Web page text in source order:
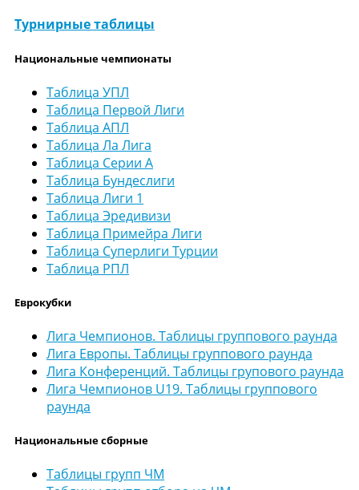
Турнирные таблицы
Национальные чемпионаты
Таблица УПЛ
Таблица Первой Лиги
Таблица АПЛ
Таблица Ла Лига
Таблица Серии А
Таблица Бундеслиги
Таблица Лиги 1
Таблица Эредивизи
Таблица Примейра Лиги
Таблица Суперлиги Турции
Таблица РПЛ
Еврокубки
Лига Чемпионов. Таблицы группового раунда
Лига Европы. Таблицы группового раунда
Лига Конференций. Таблицы групового раунда
Лига Чемпионов U19. Таблицы группового
раунда
Национальные сборные
Таблицы групп ЧМ